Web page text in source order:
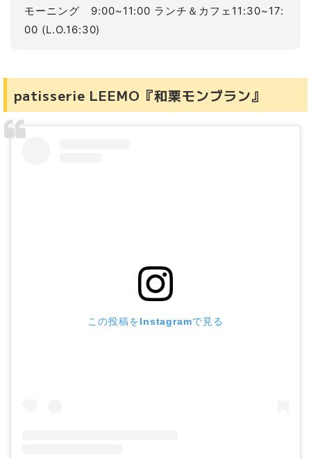
モーニング 9:00~11:00 ランチ＆カフェ11:30~17:
00 (L.O.16:30)
patisserie LEEMO『和栗モンブラン』
この投稿をInstagramで見る